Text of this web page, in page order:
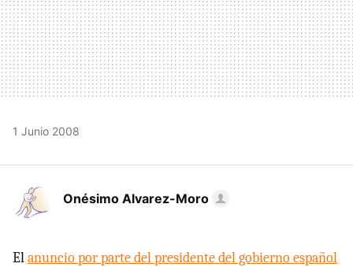
1 Junio 2008
Onésimo Alvarez-Moro
Elanuncio por parte del presidente del gobierno español